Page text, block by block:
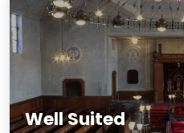
Well Suited